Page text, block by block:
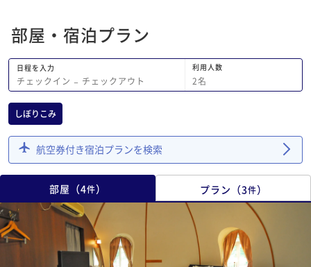
部屋・宿泊プラン
日程を入力
チェックイン − チェックアウト
利用人数
2名
しぼりこみ
航空券付き宿泊プランを検索
部屋 （4件） プラン （3件）